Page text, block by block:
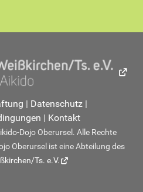
| Datenschutz |
| Kontakt
Dojo Oberursel. Alle Rechte
Oberursel ist eine Abteilung des
Ts. e.V.